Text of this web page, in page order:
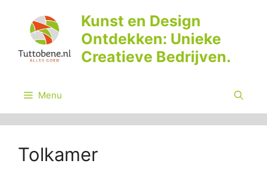
inhoud
Kunst en Design
Ontdekken: Unieke
Creatieve Bedrijven.
Menu
Tolkamer